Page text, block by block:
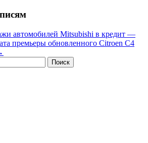
автомобилей Mitsubishi в кредит —
премьеры обновленного Citroen C4